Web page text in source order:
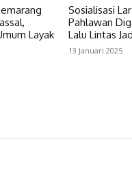
Layak
Sosialisasi
Pahlawan
Lalu Lintas
13 Januari 2025